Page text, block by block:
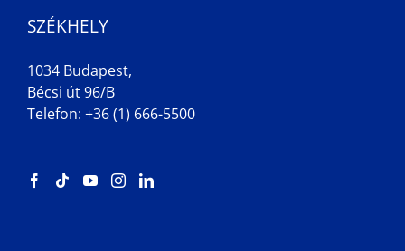
SZÉKHELY
1034 Budapest,
Bécsi út 96/B
Telefon: +36 (1) 666-5500